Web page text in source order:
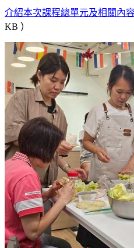
介紹本次課程總單元及相關內
KB ）